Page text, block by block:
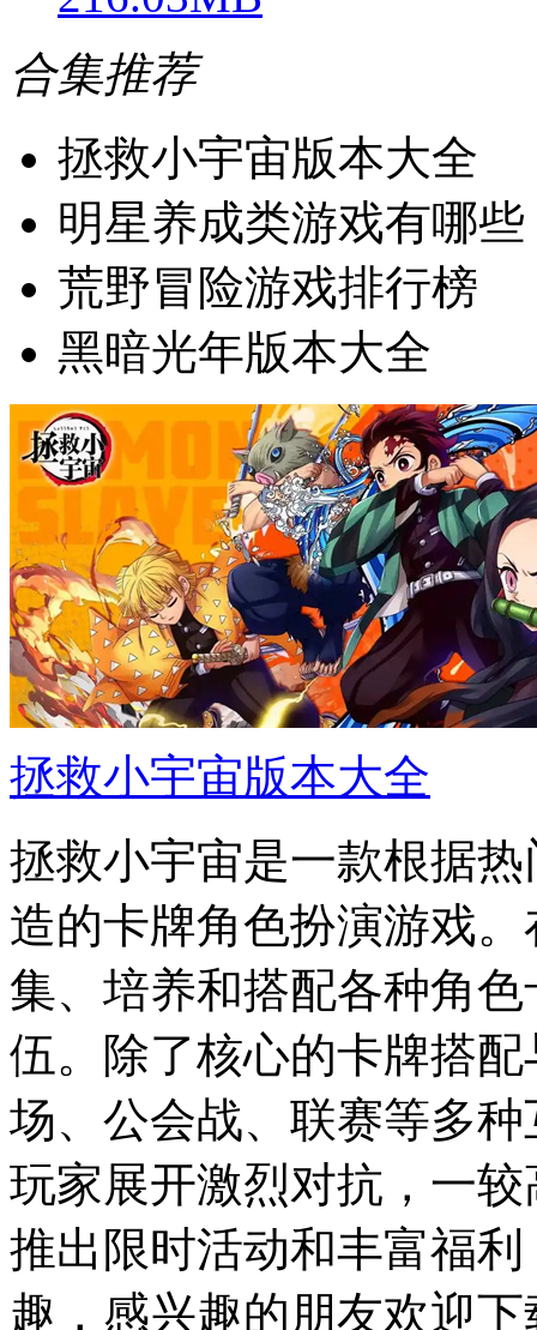
合集推荐
拯救小宇宙版本大全
明星养成类游戏有哪些
荒野冒险游戏排行榜
黑暗光年版本大全
拯救小宇宙版本大全
拯救小宇宙是一款根据
造的卡牌角色扮演游戏
集、培养和搭配各种角
伍。除了核心的卡牌搭
场、公会战、联赛等多
玩家展开激烈对抗，一
推出限时活动和丰富福
趣，感兴趣的朋友欢迎